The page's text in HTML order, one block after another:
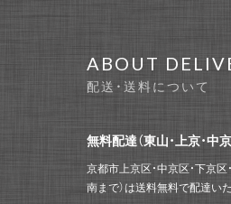
ABOUT
配送・送料について
無料配達（東山・上京・中
京都市上京区・中京区・下京区
南まで）は送料無料で配達い